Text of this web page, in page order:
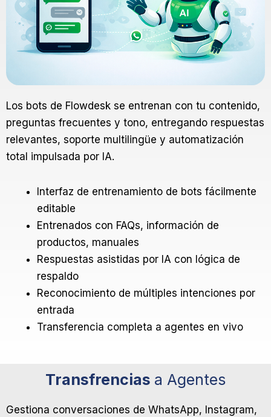
Los bots de Flowdesk se entrenan con tu contenido,
preguntas frecuentes y tono, entregando respuestas
relevantes, soporte multilingüe y automatización
total impulsada por IA.
Interfaz de entrenamiento de bots fácilmente
editable
Entrenados con FAQs, información de
productos, manuales
Respuestas asistidas por IA con lógica de
respaldo
Reconocimiento de múltiples intenciones por
entrada
Transferencia completa a agentes en vivo
Transfrencias a Agentes
Gestiona conversaciones de WhatsApp, Instagram,